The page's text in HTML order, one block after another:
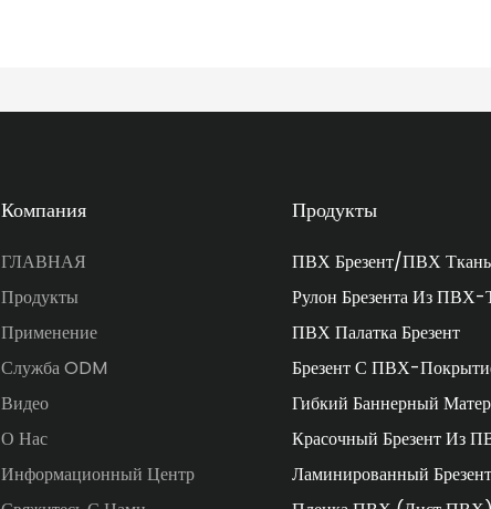
Компания
ГЛАВНАЯ
Продукты
Применение
Служба ODM
Видео
О Нас
Информационный Центр
Продукты
ПВХ Брезент/ПВХ Ткань
Рулон Брезента Из ПВХ-
ПВХ Палатка Брезент
Брезент С ПВХ-
Гибкий Баннерный
Красочный Брезент Из
Ламинированный